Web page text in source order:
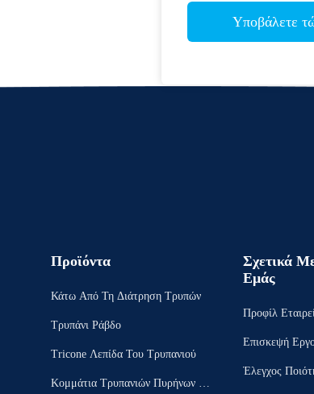
Υποβάλετε
Προϊόντα
Κάτω Από Τη Διάτρηση Τρυπών
Τρυπάνι Ράβδο
Tricone Λεπίδα Του Τρυπανιού
Κομμάτια Τρυπανιών Πυρήνων Δι
Σχετικά
Εμάς
Προφίλ
Επισκεψή
Έλεγχος